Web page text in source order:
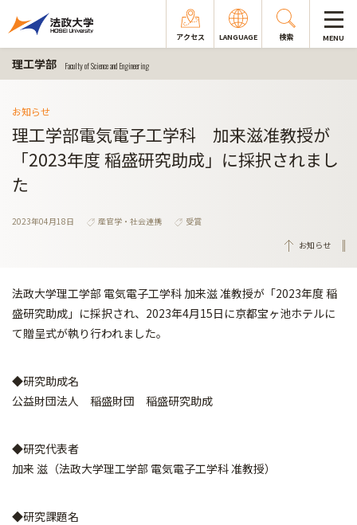
アクセス LANGUAGE 検索 MENU
理工学部 Faculty of Science and Engineering
お知らせ
理工学部電気電子工学科 加来滋准教授が
「2023年度 稲盛研究助成」に採択されまし
た
2023年04月18日 産官学・社会連携
受賞
お知らせ
法政大学理工学部 電気電子工学科 加来滋 准教授が「2023年度 稲
盛研究助成」に採択され、2023年4月15日に京都宝ヶ池ホテルに
て贈呈式が執り行われました。
◆研究助成名
公益財団法人 稲盛財団 稲盛研究助成
◆研究代表者
加来 滋（法政大学理工学部 電気電子工学科 准教授）
◆研究課題名